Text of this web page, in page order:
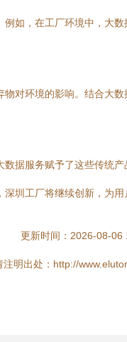
如，在工厂环境中，大
对环境的影响。结合大
据服务赋予了这些传统
圳工厂将继续创新，为用
更新时间：2026-08-06
注明出处：http://